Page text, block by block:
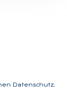
Datenschutz,